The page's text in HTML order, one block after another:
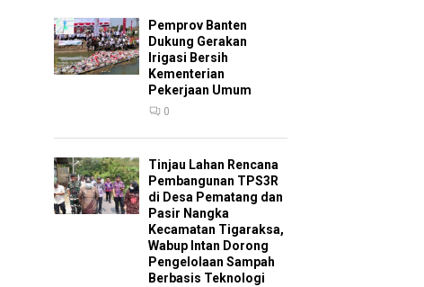
Pemprov Banten
Dukung Gerakan
Irigasi Bersih
Kementerian
Pekerjaan Umum
0
Tinjau Lahan Rencana
Pembangunan TPS3R
di Desa Pematang dan
Pasir Nangka
Kecamatan Tigaraksa,
Wabup Intan Dorong
Pengelolaan Sampah
Berbasis Teknologi